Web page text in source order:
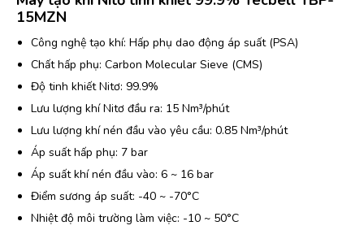
15MZN
Công nghệ tạo khí: Hấp phụ dao động áp suất (PSA)
Chất hấp phụ: Carbon Molecular Sieve (CMS)
Độ tinh khiết Nitơ: 99.9%
Lưu lượng khí Nitơ đầu ra: 15 Nm³/phút
Lưu lượng khí nén đầu vào yêu cầu: 0.85 Nm³/phút
Áp suất hấp phụ: 7 bar
Áp suất khí nén đầu vào: 6 ~ 16 bar
Điểm sương áp suất: -40 ~ -70°C
Nhiệt độ môi trường làm việc: -10 ~ 50°C